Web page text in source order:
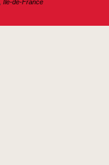
Île-de-France